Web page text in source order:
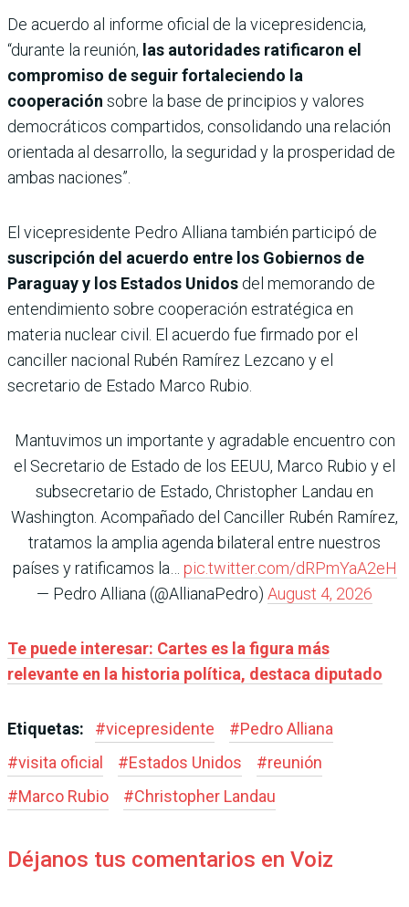
De acuerdo al informe oficial de la vicepresidencia,
“durante la reunión, las autoridades ratificaron el
compromiso de seguir fortaleciendo la
cooperación sobre la base de principios y valores
democráticos compartidos, consolidando una relación
orientada al desarrollo, la seguridad y la prosperidad de
ambas naciones”.
El vicepresidente Pedro Alliana también participó de
suscripción del acuerdo entre los Gobiernos de
Paraguay y los Estados Unidos del memorando de
entendimiento sobre cooperación estratégica en
materia nuclear civil. El acuerdo fue firmado por el
canciller nacional Rubén Ramírez Lezcano y el
secretario de Estado Marco Rubio.
Mantuvimos un importante y agradable encuentro con
el Secretario de Estado de los EEUU, Marco Rubio y el
subsecretario de Estado, Christopher Landau en
Washington. Acompañado del Canciller Rubén Ramírez,
tratamos la amplia agenda bilateral entre nuestros
países y ratificamos la… pic.twitter.com/dRPmYaA2eH
— Pedro Alliana (@AllianaPedro) August 4, 2026
Te puede interesar: Cartes es la figura más
relevante en la historia política, destaca diputado
Etiquetas: #vicepresidente #Pedro Alliana
#visita oficial #Estados Unidos #reunión
#Marco Rubio #Christopher Landau
Déjanos tus comentarios en Voiz